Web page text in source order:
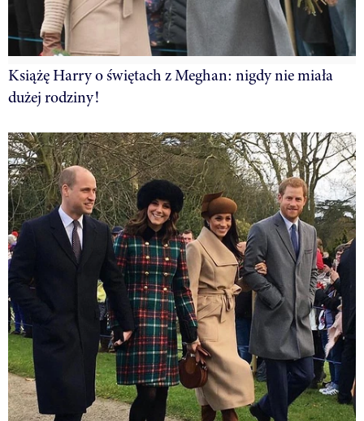
Książę Harry o świętach z Meghan: nigdy nie miała
dużej rodziny!